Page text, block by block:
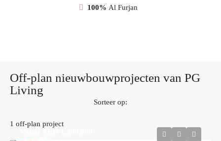
100% Al Furjan
Off-plan nieuwbouwprojecten van PG
Living
1 off-plan project
Sorteer op: